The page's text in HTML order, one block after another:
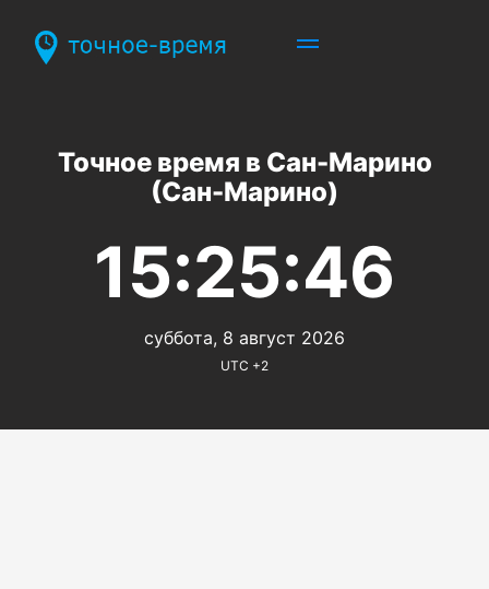
Точное время в Сан-Марино
(Сан-Марино)
15:25:46
суббота, 8 август 2026
UTC +2